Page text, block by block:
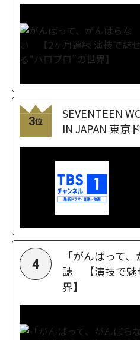
3位
SEVENTEEN
IN JAPAN 東京
4
「がんばって
誌 【演技で魅
界】